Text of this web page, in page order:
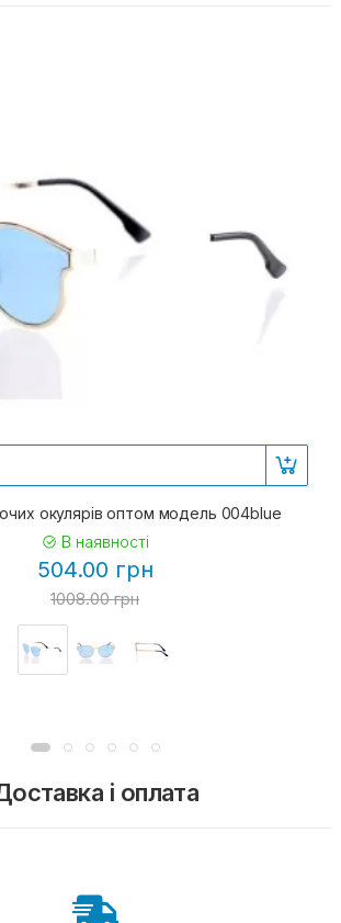
окулярів оптом модель 004blue
В наявності
504.00 грн
1008.00 грн
і оплата